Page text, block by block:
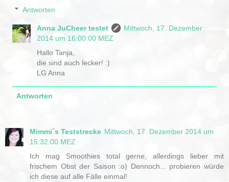
Antworten
Anna JuCheer testet
Mittwoch, 17. Dezember
2014 um 16:00:00 MEZ
Hallo Tanja,
die sind auch lecker! :)
LG Anna
Antworten
Mimmi´s Teststrecke Mittwoch, 17. Dezember 2014 um
15:32:00 MEZ
Ich mag Smoothies total gerne, allerdings lieber mit
frischem Obst der Saison :o) Dennoch... probieren würde
ich diese auf alle Fälle einmal!